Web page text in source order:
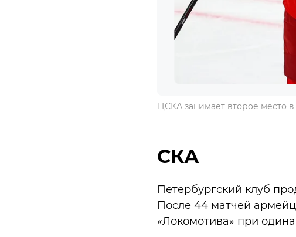
ЦСКА занимает второе место
СКА
Петербургский клуб
После 44 матчей
«Локомотива» при